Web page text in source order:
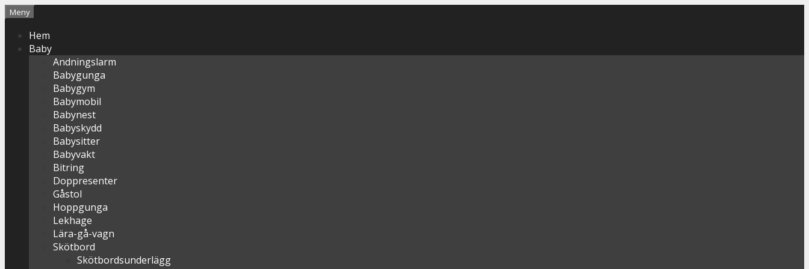
Hoppa
innehåll
Meny
Hem
Baby
Andningslarm
Babygunga
Babygym
Babymobil
Babynest
Babyskydd
Babysitter
Babyvakt
Bitring
Doppresenter
Gåstol
Hoppgunga
Lekhage
Lära-gå-vagn
Skötbord
Skötbordsunderlägg